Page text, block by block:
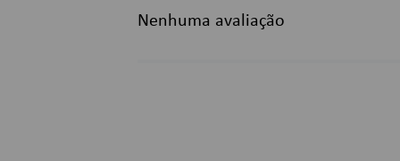
Título
Nenhuma avaliação